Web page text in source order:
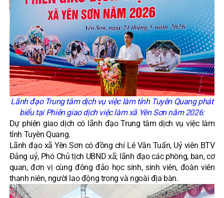
Lãnh đạo Trung tâm dịch vụ việc làm tỉnh Tuyên Quang phát
biểu tạiPhiên giao dịch việc làm xã Yên Sơn năm 2026:
Dự phiên giao dịch có lãnh đạo Trung tâm dịch vụ việc làm
tỉnh Tuyên Quang.
Lãnh đạo xã Yên Sơn có đồng chí Lê Văn Tuấn, Uỷ viên BTV
Đảng uỷ, Phó Chủ tịch UBND xã; lãnh đạo các phòng, ban, cơ
quan, đơn vị cùng đông đảo học sinh, sinh viên, đoàn viên
thanh niên, người lao động trong và ngoài địa bàn.